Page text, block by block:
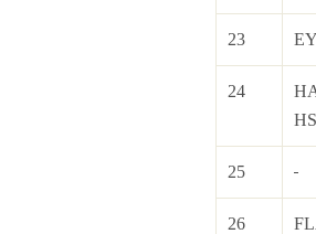
23
24
25
26